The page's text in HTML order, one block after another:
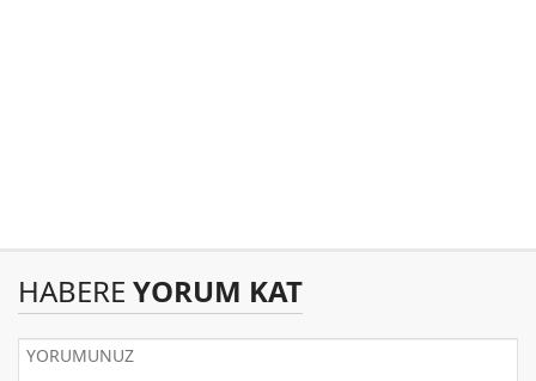
HABERE YORUM KAT